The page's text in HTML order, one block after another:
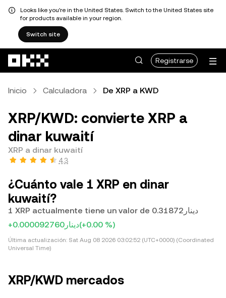
Looks like you're in the United States. Switch to the United States site
for products available in your region.
Switch site
Registrarse
Inicio Calculadora De XRP a KWD
XRP/KWD: convierte XRP a
dinar kuwaití
XRP a dinar kuwaití
4.3
¿Cuánto vale 1 XRP en dinar
kuwaití?
1 XRP actualmente tiene un valor de دينار0.31872
+دينار0.000092760(+0.00 %)
Última actualización: Sat Aug 08 2026 03:02:52 (UTC+0000) (Coordinated
Universal Time)
XRP/KWD mercados